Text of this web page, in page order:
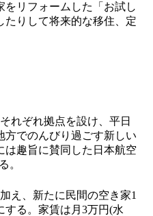
をリフォームした「お試し
たりして将来的な移住、定
れぞれ拠点を設け、平日
方でのんびり過ごす新しい
は趣旨に賛同した日本航空
。
え、新たに民間の空き家1
する。家賃は月3万円(水